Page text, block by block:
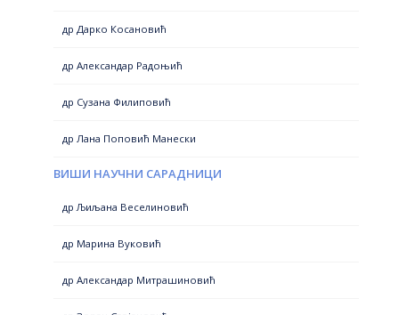
др Дарко Косановић
др Александар Радоњић
др Сузана Филиповић
др Лана Поповић Манески
ВИШИ НАУЧНИ САРАДНИЦИ
др Љиљана Веселиновић
др Марина Вуковић
др Александар Митрашиновић